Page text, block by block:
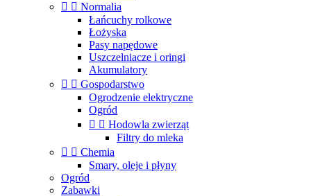
  Normalia
Łańcuchy rolkowe
Łożyska
Pasy napędowe
Uszczelniacze i oringi
Akumulatory
  Gospodarstwo
Ogrodzenie elektryczne
Ogród
  Hodowla zwierząt
Filtry do mleka
  Chemia
Smary, oleje i płyny
Ogród
Zabawki